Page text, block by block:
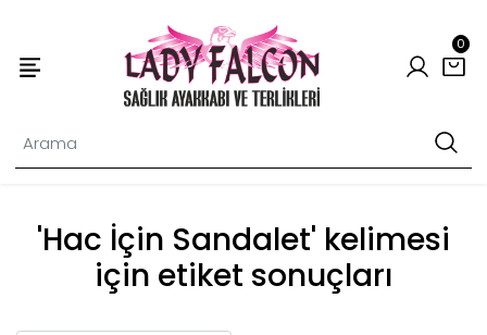
0
'Hac İçin Sandalet' kelimesi
için etiket sonuçları